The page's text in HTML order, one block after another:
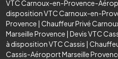
VTC Carnoux-en-Provence-
disposition VTC Carnoux-en-
Provence | Chauffeur Privé
Marseille Provence | Devis VTC
à disposition VTC Cassis |
Cassis-Aéroport Marseille